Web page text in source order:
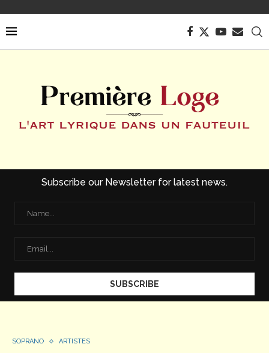
Subscribe our Newsletter for latest news.
SOPRANO ARTISTES